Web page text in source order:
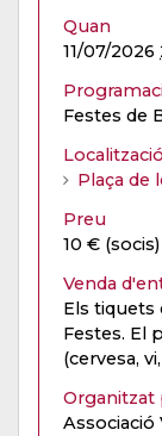
Quan
11/07/2026
Festes de
Localització
Plaça de
Preu
10 €
Venda
Els tiquets
Festes. El
(cervesa,
Organitzat
Associació